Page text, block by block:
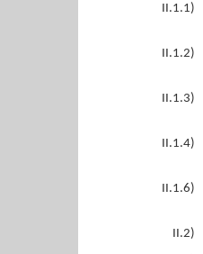
II.1.1)
II.1.2)
II.1.3)
II.1.4)
II.1.6)
II.2)